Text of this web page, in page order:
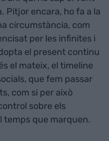
Pitjor encara, ho fa a la
circumstància, com
per les infinites i
el present continu
el mateix, el timeline
que fem passar
com si per això
sobre els
temps que marquen.